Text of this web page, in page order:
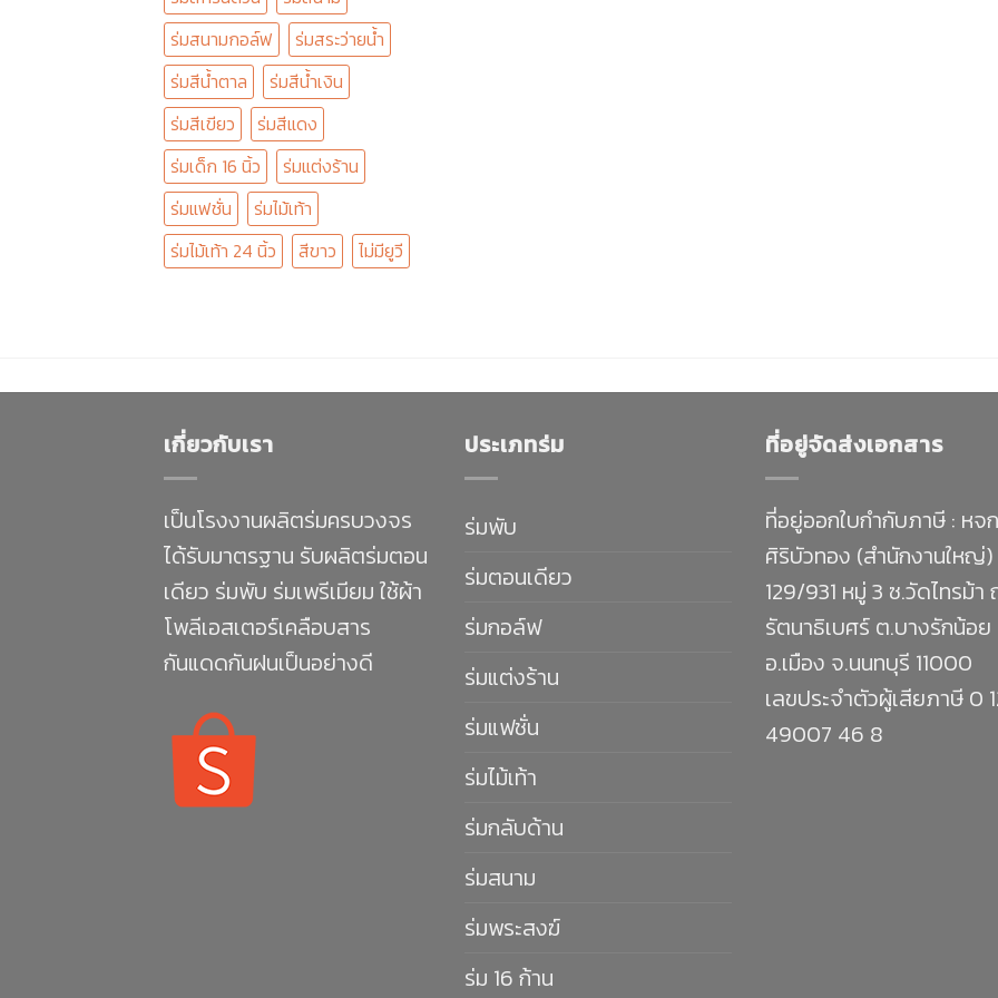
ร่มสนามกอล์ฟ
ร่มสระว่ายน้ำ
ร่มสีน้ำตาล
ร่มสีน้ำเงิน
ร่มสีเขียว
ร่มสีแดง
ร่มเด็ก 16 นิ้ว
ร่มแต่งร้าน
ร่มแฟชั่น
ร่มไม้เท้า
ร่มไม้เท้า 24 นิ้ว
สีขาว ไม่มียูวี
เกี่ยวกับเรา
เป็นโรงงานผลิตร่มครบวงจร
ได้รับมาตรฐาน รับผลิตร่มตอน
เดียว ร่มพับ ร่มเพรีเมียม ใช้ผ้า
โพลีเอสเตอร์เคลือบสาร
กันแดดกันฝนเป็นอย่างดี
ประเภทร่ม
ร่มพับ
ร่มตอนเดียว
ร่มกอล์ฟ
ร่มแต่งร้าน
ร่มแฟชั่น
ร่มไม้เท้า
ร่มกลับด้าน
ร่มสนาม
ร่มพระสงฆ์
ร่ม 16 ก้าน
ที่อยู่จัดส่งเอกสาร
ที่อยู่ออกใบกำกับภาษี : หจ
ศิริบัวทอง (สำนักงานใหญ่)
129/931 หมู่ 3 ซ.วัดไทรม้า
รัตนาธิเบศร์ ต.บางรักน้อย
อ.เมือง จ.นนทบุรี 11000
เลขประจำตัวผู้เสียภาษี 0
49007 46 8